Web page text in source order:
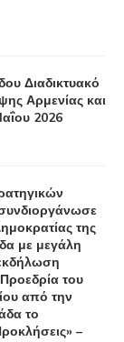
Διαδικτυακό
Αρμενίας και
2026
της
με μεγάλη
του
από την
το
–